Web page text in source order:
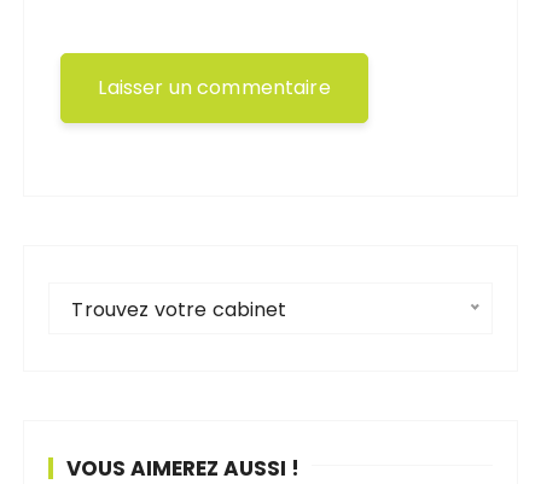
Trouvez votre cabinet
VOUS AIMEREZ AUSSI !